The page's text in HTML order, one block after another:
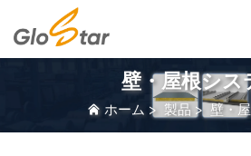
壁・屋根シス
ホーム > 製品 > 壁・